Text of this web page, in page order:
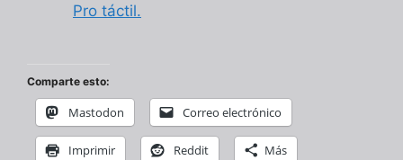
Pro táctil.
Comparte esto:
Mastodon Correo electrónico
Imprimir Reddit Más